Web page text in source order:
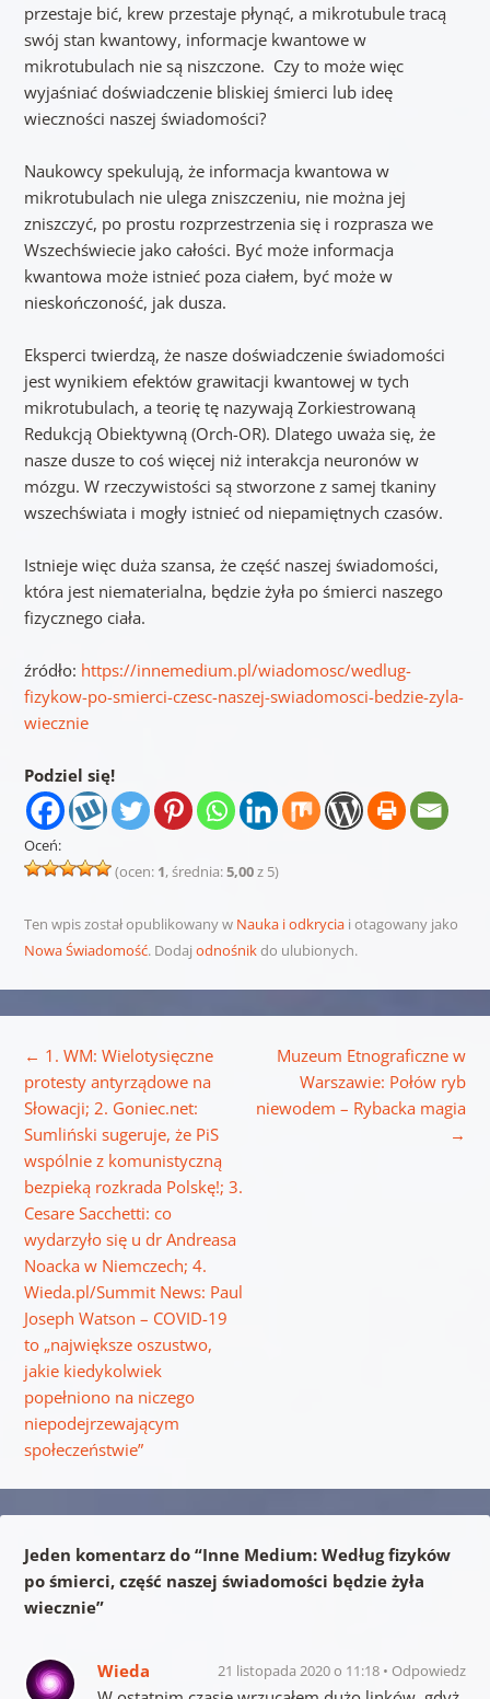
przestaje bić, krew przestaje płynąć, a mikrotubule tracą
swój stan kwantowy, informacje kwantowe w
mikrotubulach nie są niszczone. Czy to może więc
wyjaśniać doświadczenie bliskiej śmierci lub ideę
wieczności naszej świadomości?
Naukowcy spekulują, że informacja kwantowa w
mikrotubulach nie ulega zniszczeniu, nie można jej
zniszczyć, po prostu rozprzestrzenia się i rozprasza we
Wszechświecie jako całości. Być może informacja
kwantowa może istnieć poza ciałem, być może w
nieskończoność, jak dusza.
Eksperci twierdzą, że nasze doświadczenie świadomości
jest wynikiem efektów grawitacji kwantowej w tych
mikrotubulach, a teorię tę nazywają Zorkiestrowaną
Redukcją Obiektywną (Orch-OR). Dlatego uważa się, że
nasze dusze to coś więcej niż interakcja neuronów w
mózgu. W rzeczywistości są stworzone z samej tkaniny
wszechświata i mogły istnieć od niepamiętnych czasów.
Istnieje więc duża szansa, że część naszej świadomości,
która jest niematerialna, będzie żyła po śmierci naszego
fizycznego ciała.
źródło: https://innemedium.pl/wiadomosc/wedlug-
fizykow-po-smierci-czesc-naszej-swiadomosci-bedzie-zyla-
wiecznie
Podziel się!
Oceń:
(ocen: 1, średnia:5,00z 5)
Ten wpis został opublikowany w Nauka i odkryciai otagowany jako
Nowa Świadomość. Dodaj odnośnikdo ulubionych.
← 1. WM: Wielotysięczne
protesty antyrządowe na
Słowacji; 2. Goniec.net:
Sumliński sugeruje, że PiS
wspólnie z komunistyczną
bezpieką rozkrada Polskę!; 3.
Cesare Sacchetti: co
wydarzyło się u dr Andreasa
Noacka w Niemczech; 4.
Wieda.pl/Summit News: Paul
Joseph Watson – COVID-19
to „największe oszustwo,
jakie kiedykolwiek
popełniono na niczego
niepodejrzewającym
społeczeństwie”
Muzeum Etnograficzne w
Warszawie: Połów ryb
niewodem – Rybacka magia
→
Jeden komentarz do “Inne Medium: Według fizyków
po śmierci, część naszej świadomości będzie żyła
wiecznie”
Wieda 21 listopada 2020 o 11:18 Odpowiedz